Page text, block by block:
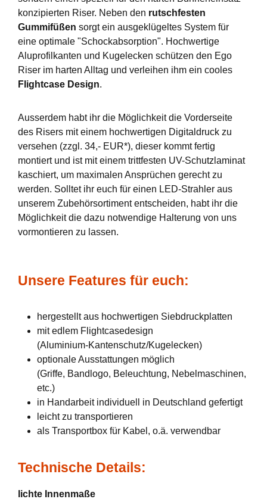
konzipierten Riser. Neben den rutschfesten
Gummifüßen sorgt ein ausgeklügeltes System für
eine optimale "Schockabsorption". Hochwertige
Aluprofilkanten und Kugelecken schützen den Ego
Riser im harten Alltag und verleihen ihm ein cooles
Flightcase Design.
Ausserdem habt ihr die Möglichkeit die Vorderseite
des Risers mit einem hochwertigen Digitaldruck zu
versehen (zzgl. 34,- EUR*), dieser kommt fertig
montiert und ist mit einem trittfesten UV-Schutzlaminat
kaschiert, um maximalen Ansprüchen gerecht zu
werden. Solltet ihr euch für einen LED-Strahler aus
unserem Zubehörsortiment entscheiden, habt ihr die
Möglichkeit die dazu notwendige Halterung von uns
vormontieren zu lassen.
Unsere Features für euch:
hergestellt aus hochwertigen Siebdruckplatten
mit edlem Flightcasedesign
(Aluminium-Kantenschutz/Kugelecken)
optionale Ausstattungen möglich
(Griffe, Bandlogo, Beleuchtung, Nebelmaschinen,
etc.)
in Handarbeit individuell in Deutschland gefertigt
leicht zu transportieren
als Transportbox für Kabel, o.ä. verwendbar
Technische Details:
lichte Innenmaße